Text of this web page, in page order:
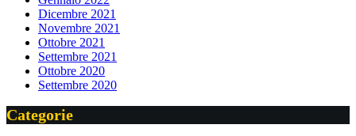
Dicembre 2021
Novembre 2021
Ottobre 2021
Settembre 2021
Ottobre 2020
Settembre 2020
Categorie